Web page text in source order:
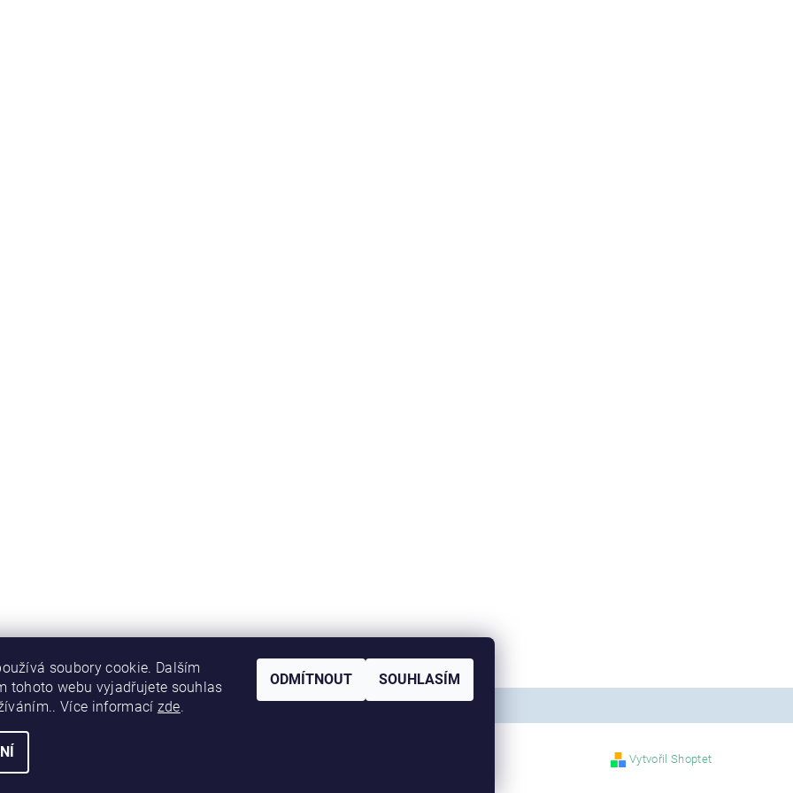
Vytvořil Shoptet
soubory cookie. Dalším
tohoto webu vyjadřujete souhlas
Více informací zde.
ODMÍTNOUT SOUHLASÍM